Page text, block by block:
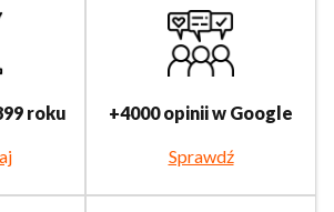
roku +4000 opinii w Google
Sprawdź